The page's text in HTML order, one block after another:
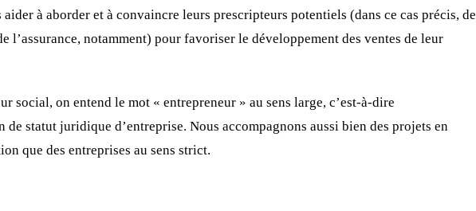
à aborder et à convaincre leurs prescripteurs potentiels (dans ce cas précis, de
l’assurance, notamment) pour favoriser le développement des ventes de leur
social, on entend le mot « entrepreneur » au sens large, c’est-à-dire
de statut juridique d’entreprise. Nous accompagnons aussi bien des projets en
que des entreprises au sens strict.